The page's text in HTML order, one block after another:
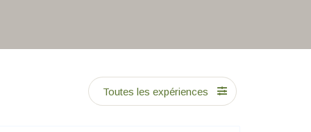
Toutes les expériences